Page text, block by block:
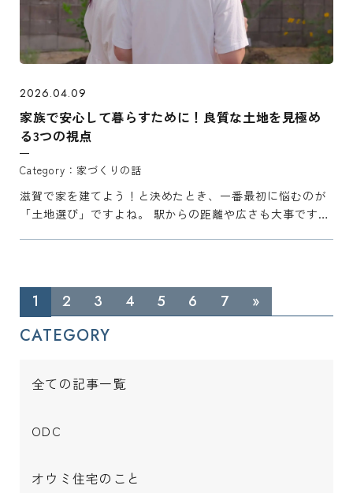
2026.04.09
家族で安心して暮らすために！良質な土地を見極め
る3つの視点
家づくりの話
滋賀で家を建てよう！と決めたとき、一番最初に悩むのが
「土地選び」ですよね。 駅からの距離や広さも大事です
1 2 3 4 5 6 7 »
CATEGORY
全ての記事一覧
ODC
オウミ住宅のこと